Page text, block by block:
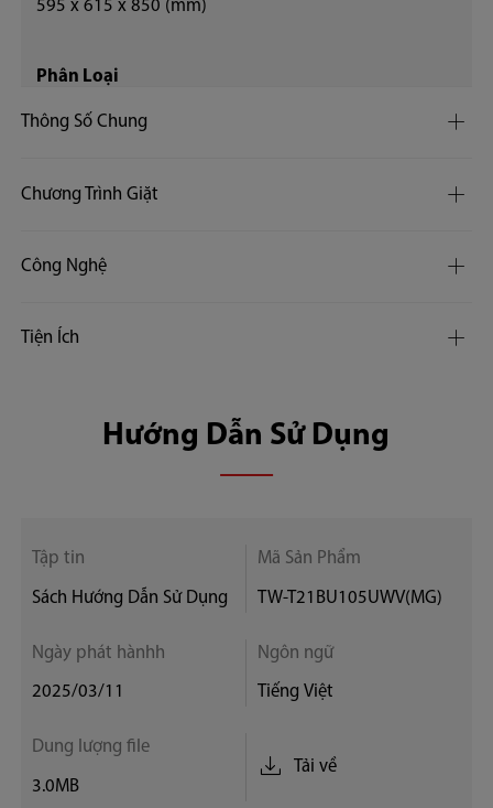
595 x 615 x 850 (mm)
Phân Loại
Máy Giặt Cửa Trước
Điện Năng(V)
Thông Số Chung
Chương Trình Giặt
Công Nghệ
Tiện Ích
Hướng Dẫn Sử Dụng
Tập tin
Sách Hướng Dẫn Sử Dụng
Mã Sản Phẩm
TW-T21BU105UWV(MG)
Ngày phát hànhh
2025/03/11
Ngôn ngữ
Tiếng Việt
Dung lượng file
3.0MB
Tải về